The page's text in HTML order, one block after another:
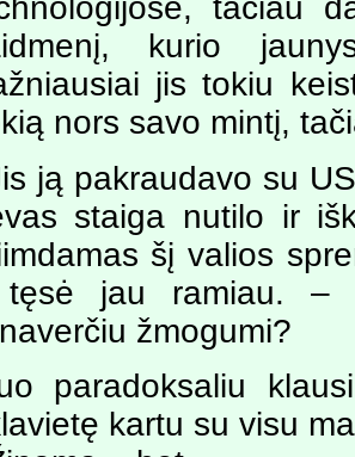
tačiau
kurio
jis tokiu
nors savo mintį,
ją pakraudavo su
staiga nutilo ir
šį valios
jau ramiau. –
žmogumi?
paradoksaliu
kartu su visu